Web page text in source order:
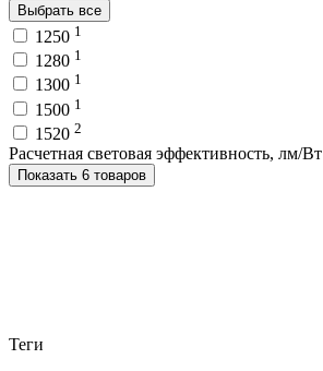
Выбрать все
1250 1
1280 1
1300 1
1500 1
1520 2
Расчетная световая эффективность, лм/Вт
Показать 6 товаров
Теги